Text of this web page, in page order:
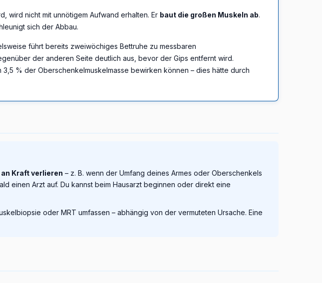
wird nicht mit unnötigem Aufwand erhalten. Er baut die großen Muskeln ab.
sich der Abbau.
führt bereits zweiwöchiges Bettruhe zu messbaren
der anderen Seite deutlich aus, bevor der Gips entfernt wird.
% der Oberschenkelmuskelmasse bewirken können – dies hätte durch
Kraft verlieren – z. B. wenn der Umfang deines Armes oder Oberschenkels
einen Arzt auf. Du kannst beim Hausarzt beginnen oder direkt eine
oder MRT umfassen – abhängig von der vermuteten Ursache. Eine